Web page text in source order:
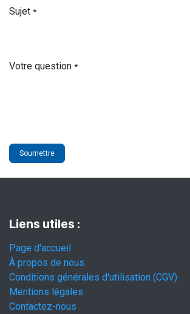
Sujet *
Votre question *
Soumettre
Liens utiles :
Page d'accueil
À propos de nous
Conditions générales d'utilisation (CGV).
Mentions légales
Contactez-nous